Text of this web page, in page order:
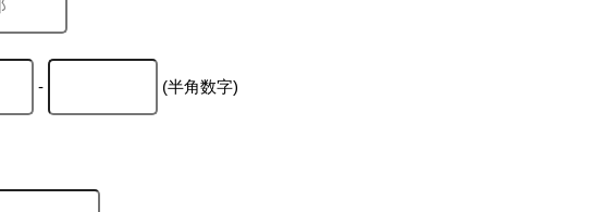
- (半角数字)